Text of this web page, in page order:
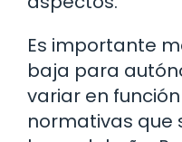
Es importante
baja para
variar en
normativas que